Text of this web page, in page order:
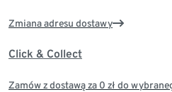
Zmiana adresu dostawy
Click & Collect
Zamów z dostawą za 0 zł do